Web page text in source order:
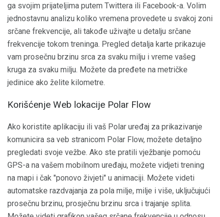
ga svojim prijateljima putem Twittera ili Facebook-a. Volim
jednostavnu analizu koliko vremena provedete u svakoj zoni
srčane frekvencije, ali takođe uživajte u detalju srčane
frekvencije tokom treninga. Pregled detalja karte prikazuje
vam prosečnu brzinu srca za svaku milju i vreme vašeg
kruga za svaku milju. Možete da pređete na metričke
jedinice ako želite kilometre.
Korišćenje Web lokacije Polar Flow
Ako koristite aplikaciju ili vaš Polar uređaj za prikazivanje
komunicira sa veb stranicom Polar Flow, možete detaljno
pregledati svoje vežbe. Ako ste pratili vježbanje pomoću
GPS-a na vašem mobilnom uređaju, možete vidjeti trening
na mapi i čak "ponovo živjeti" u animaciji. Možete videti
automatske razdvajanja za pola milje, milje i više, uključujući
prosečnu brzinu, prosječnu brzinu srca i trajanje splita.